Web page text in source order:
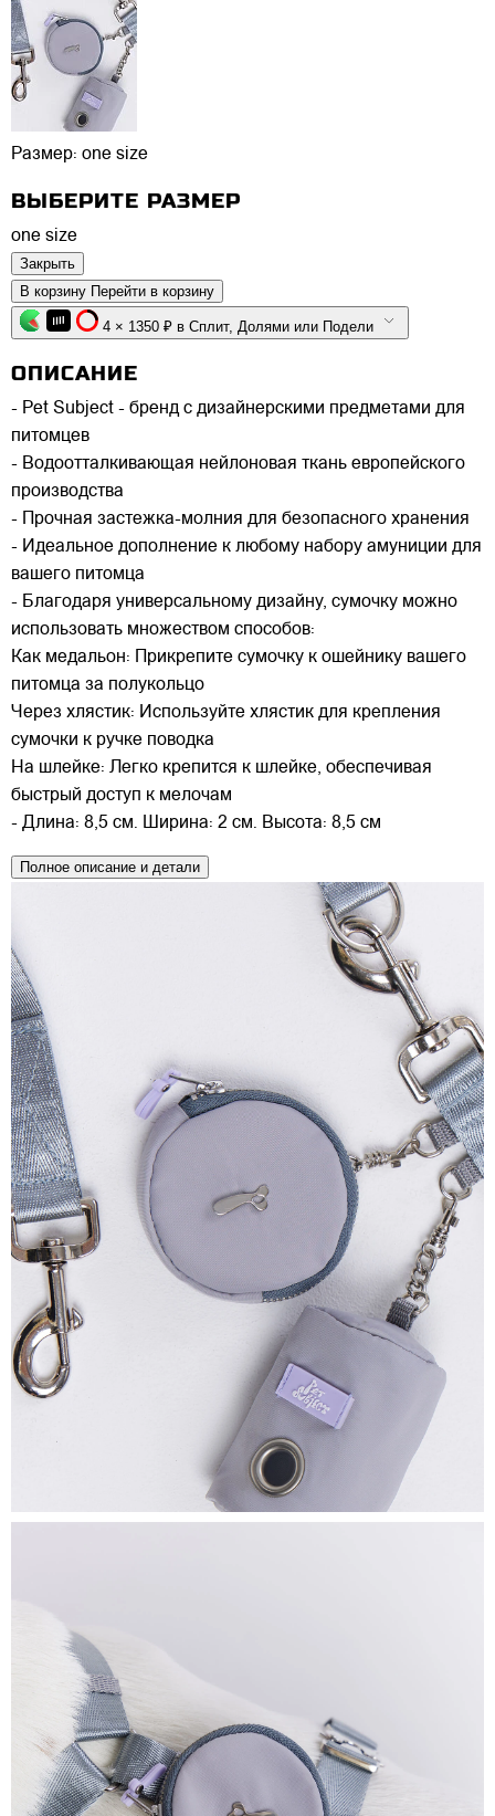
Размер: one size
ВЫБЕРИТЕ РАЗМЕР
one size
Закрыть
В корзину Перейти в корзину
4 × 1350 ₽ в Сплит, Долями или Подели
ОПИСАНИЕ
- Pet Subject - бренд с дизайнерскими предметами для
питомцев
- Водоотталкивающая нейлоновая ткань европейского
производства
- Прочная застежка-молния для безопасного хранения
- Идеальное дополнение к любому набору амуниции для
вашего питомца
- Благодаря универсальному дизайну, сумочку можно
использовать множеством способов:
Как медальон: Прикрепите сумочку к ошейнику вашего
питомца за полукольцо
Через хлястик: Используйте хлястик для крепления
сумочки к ручке поводка
На шлейке: Легко крепится к шлейке, обеспечивая
быстрый доступ к мелочам
- Длина: 8,5 см. Ширина: 2 см. Высота: 8,5 см
Полное описание и детали